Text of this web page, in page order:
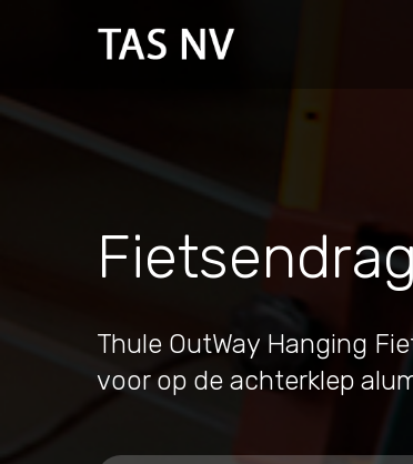
Thule OutWay Hanging
voor op de achterklep